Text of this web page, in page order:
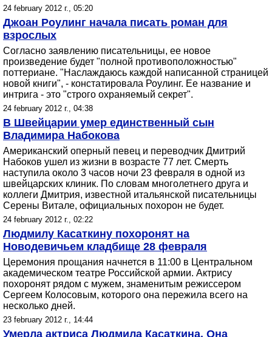
24 february 2012 г., 05:20
Джоан Роулинг начала писать роман для
взрослых
Согласно заявлению писательницы, ее новое
произведение будет "полной противоположностью"
поттериане. "Наслаждаюсь каждой написанной страницей
новой книги", - констатировала Роулинг. Ее название и
интрига - это "строго охраняемый секрет".
24 february 2012 г., 04:38
В Швейцарии умер единственный сын
Владимира Набокова
Американский оперный певец и переводчик Дмитрий
Набоков ушел из жизни в возрасте 77 лет. Смерть
наступила около 3 часов ночи 23 февраля в одной из
швейцарских клиник. По словам многолетнего друга и
коллеги Дмитрия, известной итальянской писательницы
Серены Витале, официальных похорон не будет.
24 february 2012 г., 02:22
Людмилу Касаткину похоронят на
Новодевичьем кладбище 28 февраля
Церемония прощания начнется в 11:00 в Центральном
академическом театре Российской армии. Актрису
похоронят рядом с мужем, знаменитым режиссером
Сергеем Колосовым, которого она пережила всего на
несколько дней.
23 february 2012 г., 14:44
Умерла актриса Людмила Касаткина. Она